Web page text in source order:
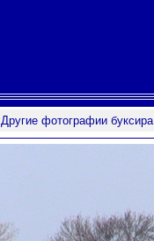
Другие фотографии буксира